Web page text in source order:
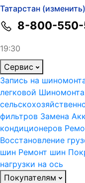
Татарстан (изменить)
8-800-
19:30
Сервис
Запись на
легковой
фильтров Замена
кондиционеров
Восстановление
шин Ремонт шин
нагрузки на ось
Покупателям